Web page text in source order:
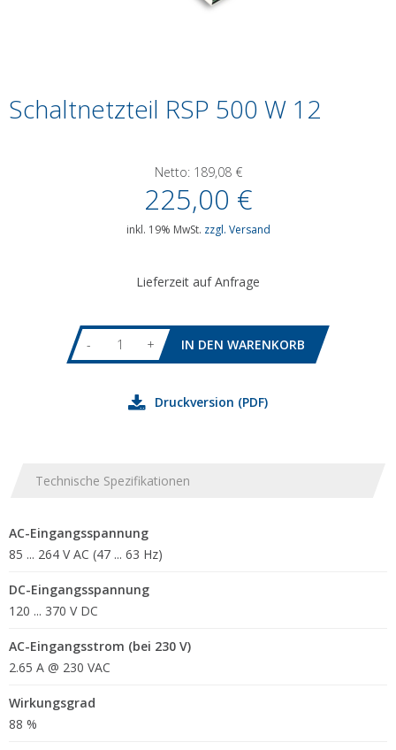
Schaltnetzteil RSP 500 W 12
Netto: 189,08 €
225,00 €
inkl. 19% MwSt. zzgl. Versand
Lieferzeit auf Anfrage
- +
Druckversion (PDF)
Technische Spezifikationen
AC-Eingangsspannung
85 ... 264 V AC (47 ... 63 Hz)
DC-Eingangsspannung
120 ... 370 V DC
AC-Eingangsstrom (bei 230 V)
2.65 A @ 230 VAC
Wirkungsgrad
88 %